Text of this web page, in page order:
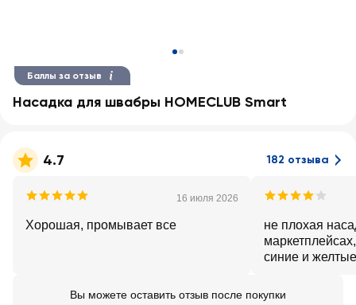
Баллы за отзыв
Насадка для швабры HOMECLUB Smart
4.7 182 отзыва
16 июля 2026
Хорошая, промывает все
не плохая
синие и желтые
Вы можете оставить отзыв после покупки